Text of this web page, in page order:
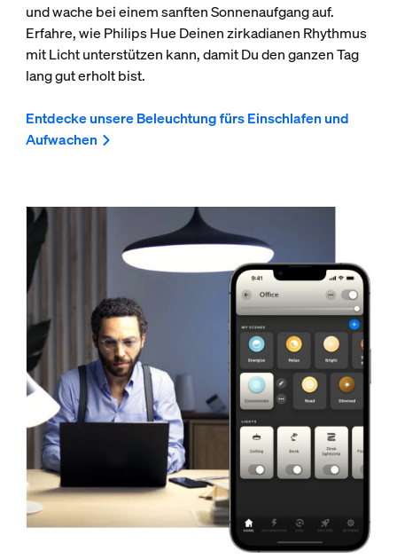
und wache bei einem sanften Sonnenaufgang auf.
Erfahre, wie Philips Hue Deinen zirkadianen Rhythmus
mit Licht unterstützen kann, damit Du den ganzen Tag
lang gut erholt bist.
Entdecke unsere Beleuchtung fürs Einschlafen und
Aufwachen